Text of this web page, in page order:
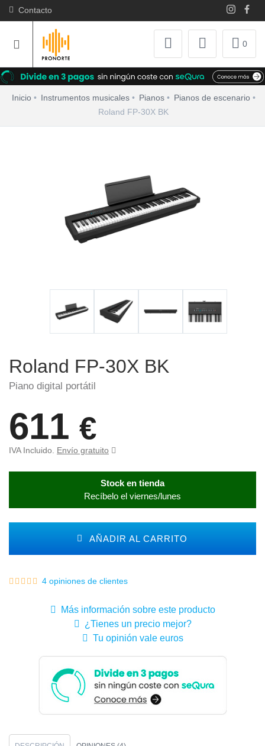
Contacto
0
Inicio Instrumentos musicales Pianos
Pianos de escenario
Roland FP-30X BK
Roland FP-30X BK
Piano digital portátil
611 €
IVA Incluido. Envío gratuito
Stock en tienda
Recíbelo el viernes/lunes
AÑADIR AL CARRITO
4 opiniones de clientes
Más información sobre este producto
¿Tienes un precio mejor?
Tu opinión vale euros